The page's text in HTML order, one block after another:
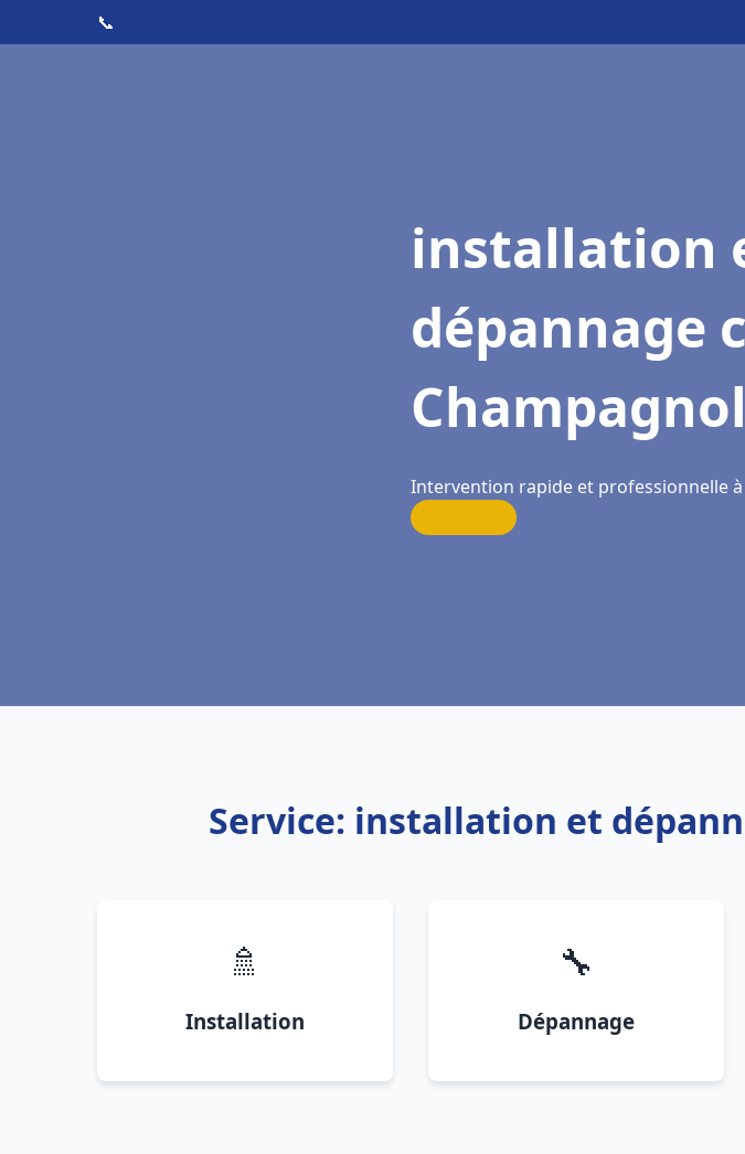
📞
installation
dépannage
Intervention rapide et professionnelle à
Service: installation et
🚿
Installation
🔧
Dépannage